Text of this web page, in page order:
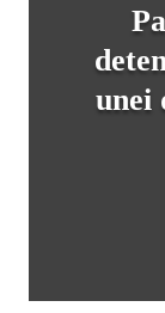
unei